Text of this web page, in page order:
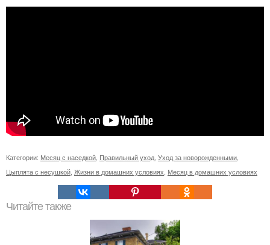
Категории: Месяц с наседкой Правильный уход Уход за новорожденными
Цыплята с несушкой Жизни в домашних условиях Месяц в домашних условиях
Читайте также